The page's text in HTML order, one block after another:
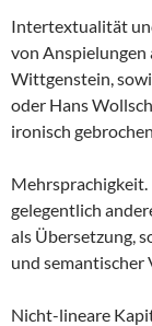
Intertextualität
von Anspielungen
Wittgenstein,
oder Hans
ironisch
Mehrsprachigkeit.
gelegentlich
als Übersetzung,
und
Nicht-lineare